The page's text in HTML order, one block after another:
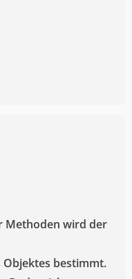
Methoden wird der
bestimmt.